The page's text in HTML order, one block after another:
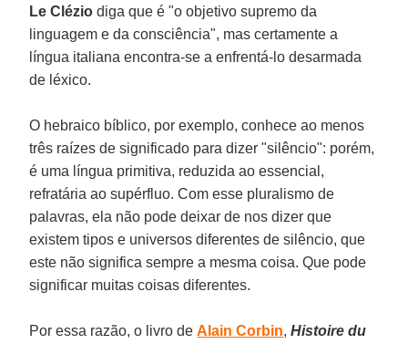
Le Clézio diga que é "o objetivo supremo da
linguagem e da consciência", mas certamente a
língua italiana encontra-se a enfrentá-lo desarmada
de léxico.
O hebraico bíblico, por exemplo, conhece ao menos
três raízes de significado para dizer "silêncio": porém,
é uma língua primitiva, reduzida ao essencial,
refratária ao supérfluo. Com esse pluralismo de
palavras, ela não pode deixar de nos dizer que
existem tipos e universos diferentes de silêncio, que
este não significa sempre a mesma coisa. Que pode
significar muitas coisas diferentes.
Por essa razão, o livro deAlain Corbin,Histoire du